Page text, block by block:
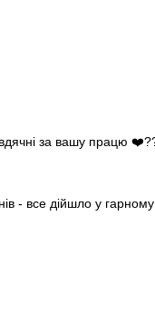
за вашу працю
- все дійшло у